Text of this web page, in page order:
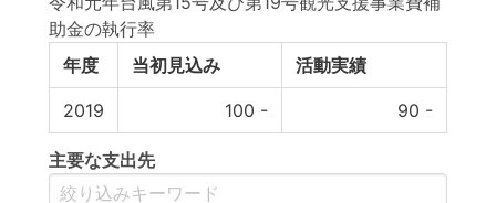
助金の執行率
年度
当初見込み 活動実績
2019 100 - 90 -
主要な支出先